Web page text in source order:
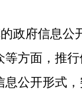
政府信息公
等方面，推
息公开形式